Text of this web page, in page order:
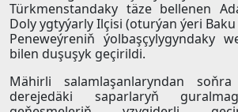
Türkmenstandaky täze bellenen
Doly ygtyýarly Ilçisi (oturýan ýeri
Peneweýreniň ýolbaşçylygyndaky
bilen duşuşyk geçirildi.
Mähirli salamlaşanlaryndan
derejedäki saparlaryň